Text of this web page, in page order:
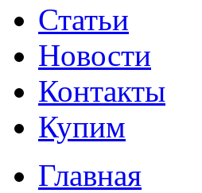
Статьи
Новости
Контакты
Купим
Главная